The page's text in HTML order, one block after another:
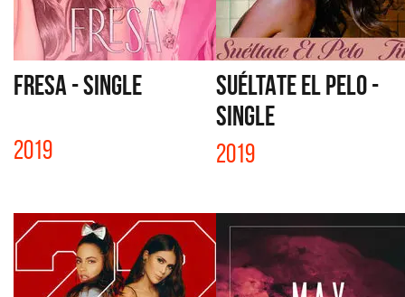
FRESA - SINGLE
2019
SUÉLTATE EL PELO -
SINGLE
2019